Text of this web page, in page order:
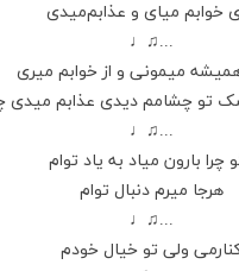
خوابم میای و عذابم‌میدی
...♫♩
میمونی و از خوابم میری
تو چشامم دیدی عذابم میدی
...♫♩
چرا بارون میاد به یاد توام
هرجا میرم دنبال توام
...♫♩
ولی تو خیال خودم